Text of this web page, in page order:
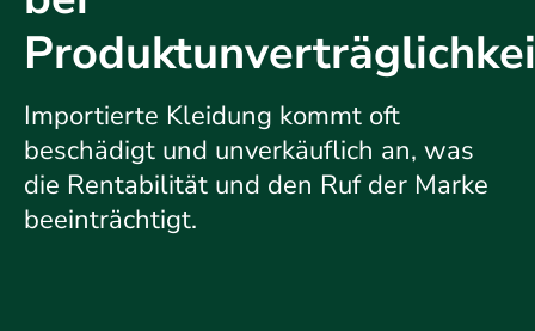
Importierte Kleidung kommt oft
beschädigt und unverkäuflich an, was
die Rentabilität und den Ruf der Marke
beeinträchtigt.